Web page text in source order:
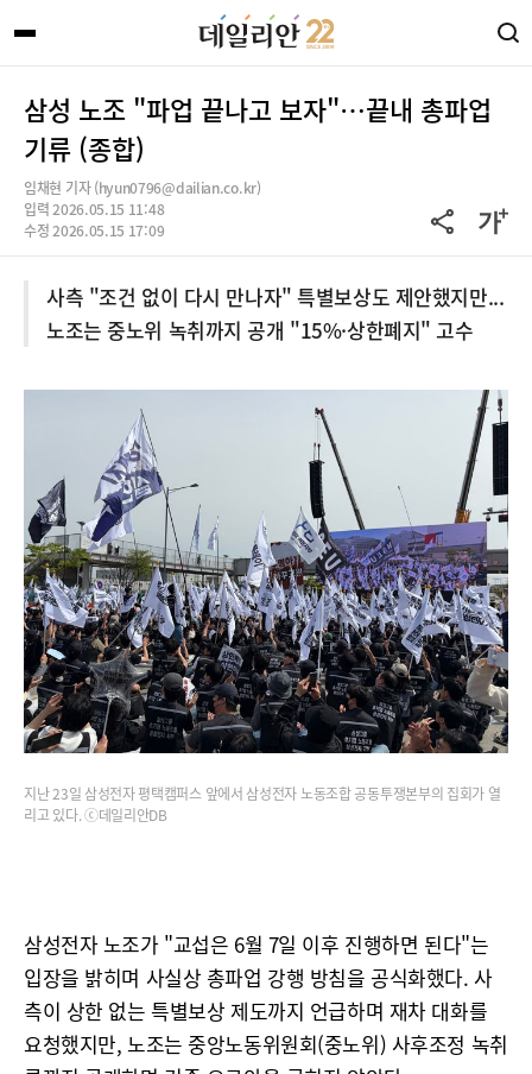
삼성 노조 "파업 끝나고 보자"…끝내 총파업
기류 (종합)
임채현 기자 (hyun0796@dailian.co.kr)
입력 2026.05.15 11:48
수정 2026.05.15 17:09
사측 "조건 없이 다시 만나자" 특별보상도 제안했지만...
노조는 중노위 녹취까지 공개 "15%·상한폐지" 고수
지난 23일 삼성전자 평택캠퍼스 앞에서 삼성전자 노동조합 공동투쟁본부의 집회가 열
리고 있다. ⓒ데일리안DB
삼성전자 노조가 "교섭은 6월 7일 이후 진행하면 된다"는
입장을 밝히며 사실상 총파업 강행 방침을 공식화했다. 사
측이 상한 없는 특별보상 제도까지 언급하며 재차 대화를
요청했지만, 노조는 중앙노동위원회(중노위) 사후조정 녹취